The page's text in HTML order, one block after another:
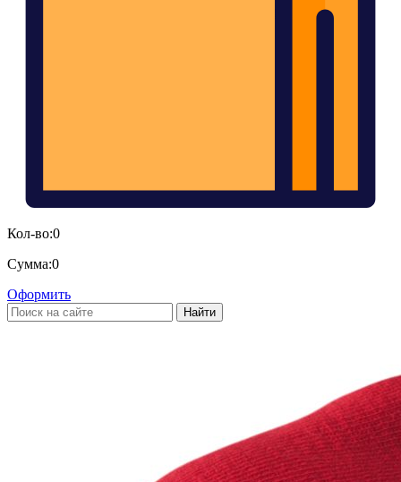
Кол-во:0
Сумма:0
Оформить
Найти